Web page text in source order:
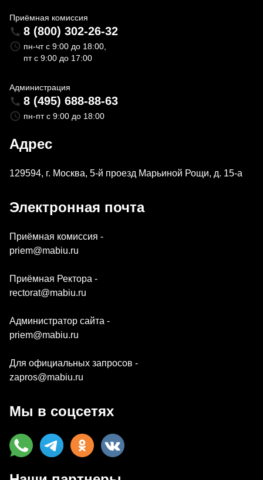
Адрес
129594, г. Москва, 5-й проезд Марьиной Рощи, д. 15-а
Приёмная комиссия
8 (800) 302-26-32
пн-чт с 9:00 до 18:00,
пт с 9:00 до 17:00
Администрация
8 (495) 688-88-63
пн-пт с 9:00 до 18:00
Электронная почта
Приёмная комиссия -
priem@mabiu.ru
Приёмная Ректора -
rectorat@mabiu.ru
Администратор сайта -
priem@mabiu.ru
Для официальных запросов -
zapros@mabiu.ru
Мы в соцсетях